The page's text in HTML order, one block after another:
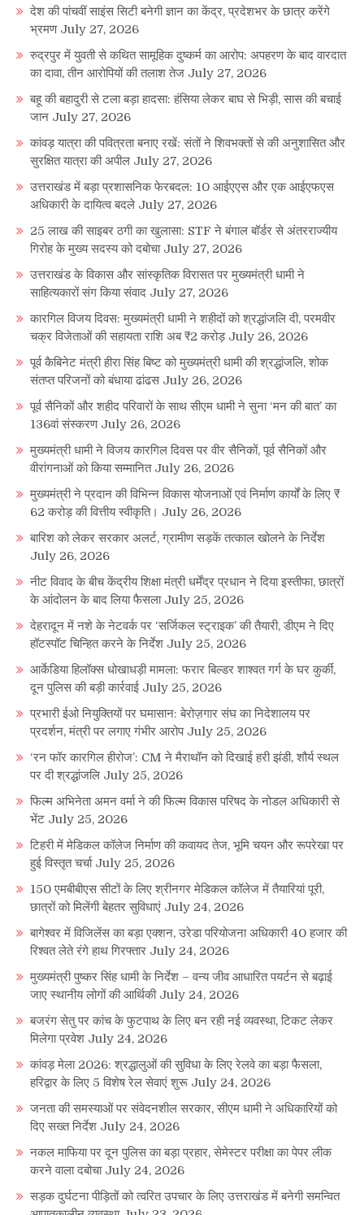
देश की पांचवीं साइंस सिटी बनेगी ज्ञान का केंद्र, प्रदेशभर के छात्र करेंगे
भ्रमण July 27, 2026
रुद्रपुर में युवती से कथित सामूहिक दुष्कर्म का आरोप: अपहरण के बाद वारदात
का दावा, तीन आरोपियों की तलाश तेज July 27, 2026
बहू की बहादुरी से टला बड़ा हादसा: हंसिया लेकर बाघ से भिड़ी, सास की बचाई
जान July 27, 2026
कांवड़ यात्रा की पवित्रता बनाए रखें: संतों ने शिवभक्तों से की अनुशासित और
सुरक्षित यात्रा की अपील July 27, 2026
उत्तराखंड में बड़ा प्रशासनिक फेरबदल: 10 आईएएस और एक आईएफएस
अधिकारी के दायित्व बदले July 27, 2026
25 लाख की साइबर ठगी का खुलासा: STF ने बंगाल बॉर्डर से अंतरराज्यीय
गिरोह के मुख्य सदस्य को दबोचा July 27, 2026
उत्तराखंड के विकास और सांस्कृतिक विरासत पर मुख्यमंत्री धामी ने
साहित्यकारों संग किया संवाद July 27, 2026
कारगिल विजय दिवस: मुख्यमंत्री धामी ने शहीदों को श्रद्धांजलि दी, परमवीर
चक्र विजेताओं की सहायता राशि अब ₹2 करोड़ July 26, 2026
पूर्व कैबिनेट मंत्री हीरा सिंह बिष्ट को मुख्यमंत्री धामी की श्रद्धांजलि, शोक
संतप्त परिजनों को बंधाया ढांढस July 26, 2026
पूर्व सैनिकों और शहीद परिवारों के साथ सीएम धामी ने सुना ‘मन की बात’ का
136वां संस्करण July 26, 2026
मुख्यमंत्री धामी ने विजय कारगिल दिवस पर वीर सैनिकों, पूर्व सैनिकों और
वीरांगनाओं को किया सम्मानित July 26, 2026
मुख्यमंत्री ने प्रदान की विभिन्न विकास योजनाओं एवं निर्माण कार्यों के लिए ₹
62 करोड़ की वित्तीय स्वीकृति। July 26, 2026
बारिश को लेकर सरकार अलर्ट, ग्रामीण सड़कें तत्काल खोलने के निर्देश
July 26, 2026
नीट विवाद के बीच केंद्रीय शिक्षा मंत्री धर्मेंद्र प्रधान ने दिया इस्तीफा, छात्रों
के आंदोलन के बाद लिया फैसला July 25, 2026
देहरादून में नशे के नेटवर्क पर ‘सर्जिकल स्ट्राइक’ की तैयारी, डीएम ने दिए
हॉटस्पॉट चिन्हित करने के निर्देश July 25, 2026
आर्केडिया हिलॉक्स धोखाधड़ी मामला: फरार बिल्डर शाश्वत गर्ग के घर कुर्की,
दून पुलिस की बड़ी कार्रवाई July 25, 2026
प्रभारी ईओ नियुक्तियों पर घमासान: बेरोज़गार संघ का निदेशालय पर
प्रदर्शन, मंत्री पर लगाए गंभीर आरोप July 25, 2026
‘रन फॉर कारगिल हीरोज’: CM ने मैराथॉन को दिखाई हरी झंडी, शौर्य स्थल
पर दी श्रद्धांजलि July 25, 2026
फिल्म अभिनेता अमन वर्मा ने की फिल्म विकास परिषद के नोडल अधिकारी से
भेंट July 25, 2026
टिहरी में मेडिकल कॉलेज निर्माण की कवायद तेज, भूमि चयन और रूपरेखा पर
हुई विस्तृत चर्चा July 25, 2026
150 एमबीबीएस सीटों के लिए श्रीनगर मेडिकल कॉलेज में तैयारियां पूरी,
छात्रों को मिलेंगी बेहतर सुविधाएं July 24, 2026
बागेश्वर में विजिलेंस का बड़ा एक्शन, उरेडा परियोजना अधिकारी 40 हजार की
रिश्वत लेते रंगे हाथ गिरफ्तार July 24, 2026
मुख्यमंत्री पुष्कर सिंह धामी के निर्देश – वन्य जीव आधारित पयर्टन से बढ़ाई
जाए स्थानीय लोगों की आर्थिकी July 24, 2026
बजरंग सेतु पर कांच के फुटपाथ के लिए बन रही नई व्यवस्था, टिकट लेकर
मिलेगा प्रवेश July 24, 2026
कांवड़ मेला 2026: श्रद्धालुओं की सुविधा के लिए रेलवे का बड़ा फैसला,
हरिद्वार के लिए 5 विशेष रेल सेवाएं शुरू July 24, 2026
जनता की समस्याओं पर संवेदनशील सरकार, सीएम धामी ने अधिकारियों को
दिए सख्त निर्देश July 24, 2026
नकल माफिया पर दून पुलिस का बड़ा प्रहार, सेमेस्टर परीक्षा का पेपर लीक
करने वाला दबोचा July 24, 2026
सड़क दुर्घटना पीड़ितों को त्वरित उपचार के लिए उत्तराखंड में बनेगी समन्वित